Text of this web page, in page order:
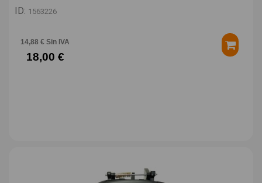
ID: 1563226
14,88 € Sin IVA
18,00 €